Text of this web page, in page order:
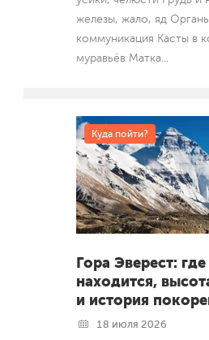
железы, жало, яд
коммуникация Касты в
муравьёв Матка...
Куда пойти?
Гора Эверест: где
находится,
и история
18 июля 2026